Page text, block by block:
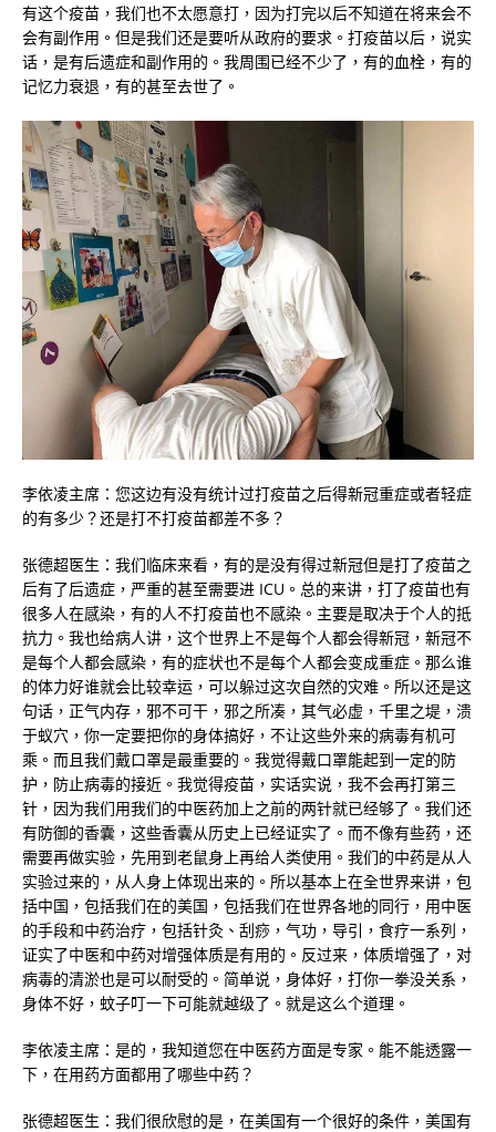
有这个疫苗，我们也不太愿意打，因为打完以后不知道在将来会不
会有副作用。但是我们还是要听从政府的要求。打疫苗以后，说实
话，是有后遗症和副作用的。我周围已经不少了，有的血栓，有的
记忆力衰退，有的甚至去世了。
李依凌主席：您这边有没有统计过打疫苗之后得新冠重症或者轻症
的有多少？还是打不打疫苗都差不多？
张德超医生：我们临床来看，有的是没有得过新冠但是打了疫苗之
后有了后遗症，严重的甚至需要进 ICU。总的来讲，打了疫苗也有
很多人在感染，有的人不打疫苗也不感染。主要是取决于个人的抵
抗力。我也给病人讲，这个世界上不是每个人都会得新冠，新冠不
是每个人都会感染，有的症状也不是每个人都会变成重症。那么谁
的体力好谁就会比较幸运，可以躲过这次自然的灾难。所以还是这
句话，正气内存，邪不可干，邪之所凑，其气必虚，千里之堤，溃
于蚁穴，你一定要把你的身体搞好，不让这些外来的病毒有机可
乘。而且我们戴口罩是最重要的。我觉得戴口罩能起到一定的防
护，防止病毒的接近。我觉得疫苗，实话实说，我不会再打第三
针，因为我们用我们的中医药加上之前的两针就已经够了。我们还
有防御的香囊，这些香囊从历史上已经证实了。而不像有些药，还
需要再做实验，先用到老鼠身上再给人类使用。我们的中药是从人
实验过来的，从人身上体现出来的。所以基本上在全世界来讲，包
括中国，包括我们在的美国，包括我们在世界各地的同行，用中医
的手段和中药治疗，包括针灸、刮痧，气功，导引，食疗一系列，
证实了中医和中药对增强体质是有用的。反过来，体质增强了，对
病毒的清淤也是可以耐受的。简单说，身体好，打你一拳没关系，
身体不好，蚊子叮一下可能就越级了。就是这么个道理。
李依凌主席：是的，我知道您在中医药方面是专家。能不能透露一
下，在用药方面都用了哪些中药？
张德超医生：我们很欣慰的是，在美国有一个很好的条件，美国有